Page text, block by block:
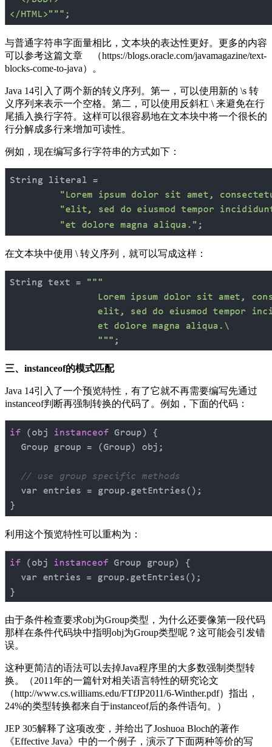
与普通字符串字面量相比，文本块的表达性更好。更多的内容
可以参考这篇文章 （https://blogs.oracle.com/javamagazine/text-
blocks-come-to-java）。
Java 14引入了两个新的转义序列。第一，可以使用新的 \s 转
义序列来表示一个空格。第二，可以使用反斜杠 \ 来避免在行
尾插入换行字符。这样可以很容易地在文本块中将一个很长的
行分解成多行来增加可读性。
例如，现在编写多行字符串的方式如下：
在文本块中使用 \ 转义序列，就可以写成这样：
三、 instanceof的模式匹配
Java 14引入了一个预览特性，有了它就不再需要编写先通过
instanceof判断再强制转换的代码了。例如，下面的代码：
利用这个预览特性可以重构为：
由于条件检查要求obj为Group类型，为什么还要像第一段代码
那样在条件代码块中指明obj为Group类型呢？这可能会引发错
误。
这种更简洁的语法可以去掉Java程序里的大多数强制类型转
换。（2011年的一篇针对相关语言特性的研究论文
（http://www.cs.williams.edu/FTfJP2011/6-Winther.pdf）指出，
24%的类型转换都来自于instanceof后的条件语句。）
JEP 305解释了这项改变，并给出了Joshuoa Bloch的著作
《Effective Java》中的一个例子，演示了下面两种等价的写